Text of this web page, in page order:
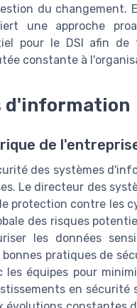
du changement.
une approche
pour le DSI afin
constante à
d'information
de
des systèmes
Le directeur des
protection contre les
des risques
les données
pratiques de
équipes pour
en